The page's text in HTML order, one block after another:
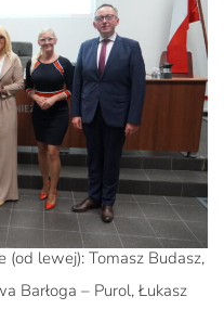
(od lewej): Tomasz Budasz,
Barłoga – Purol, Łukasz